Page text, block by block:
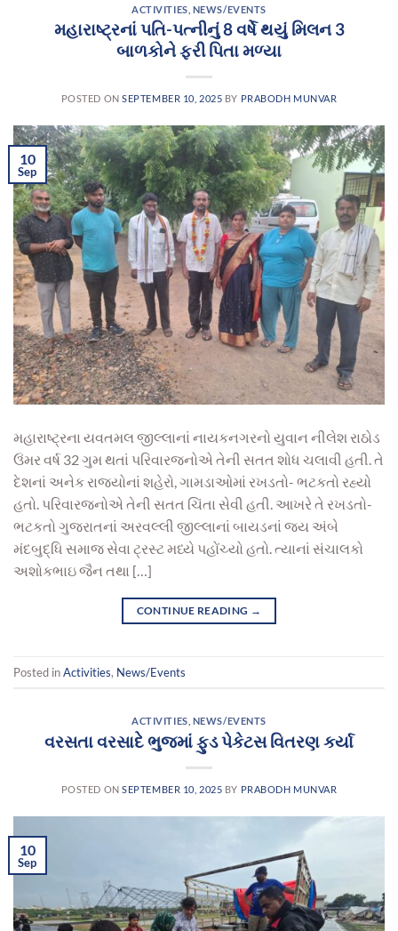
ACTIVITIES NEWS/EVENTS
મહારાષ્ટ્રનાં પતિ-પત્નીનું 8 વર્ષે થયું મિલન 3
બાળકોને ફરી પિતા મળ્યા
POSTED ONSEPTEMBER 10, 2025 BY PRABODH MUNVAR
10
Sep
મહારાષ્ટ્રના યવતમલ જીલ્લાનાં નાયકનગરનો યુવાન નીલેશ રાઠોડ
ઉંમર વર્ષ 32 ગુમ થતાં પરિવારજનોએ તેની સતત શોધ ચલાવી હતી. તે
દેશનાં અનેક રાજ્યોનાં શહેરો, ગામડાઓમાં રખડતો- ભટકતો રહ્યો
હતો. પરિવારજનોએ તેની સતત ચિંતા સેવી હતી. આખરે તે રખડતો-
ભટકતો ગુજરાતનાં અરવલ્લી જીલ્લાનાં બાયડનાં જય અંબે
મંદબુદ્ધિ સમાજ સેવા ટ્રસ્ટ મધ્યે પહોંચ્યો હતો. ત્યાનાં સંચાલકો
અશોકભાઇ જૈન તથા […]
CONTINUE READING →
Posted inActivities, News/Events
ACTIVITIES NEWS/EVENTS
વરસતા વરસાદે ભુજમાં ફુડ પેકેટસ વિતરણ કર્યા
POSTED ONSEPTEMBER 10, 2025 BY PRABODH MUNVAR
10
Sep